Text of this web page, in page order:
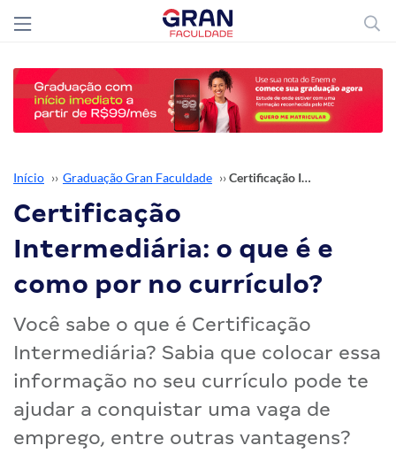
Início ›› Graduação Gran Faculdade ›› Certificação Intermediária: o que é e como por no currículo?
Certificação
Intermediária: o que é e
como por no currículo?
Você sabe o que é Certificação
Intermediária? Sabia que colocar essa
informação no seu currículo pode te
ajudar a conquistar uma vaga de
emprego, entre outras vantagens?